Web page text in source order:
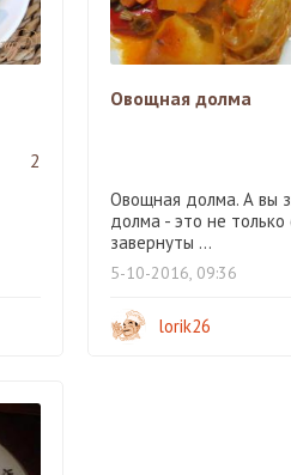
2
Овощная долма
Овощная долма. А вы
долма - это не
завернуты ...
5-10-2016, 09:36
lorik26